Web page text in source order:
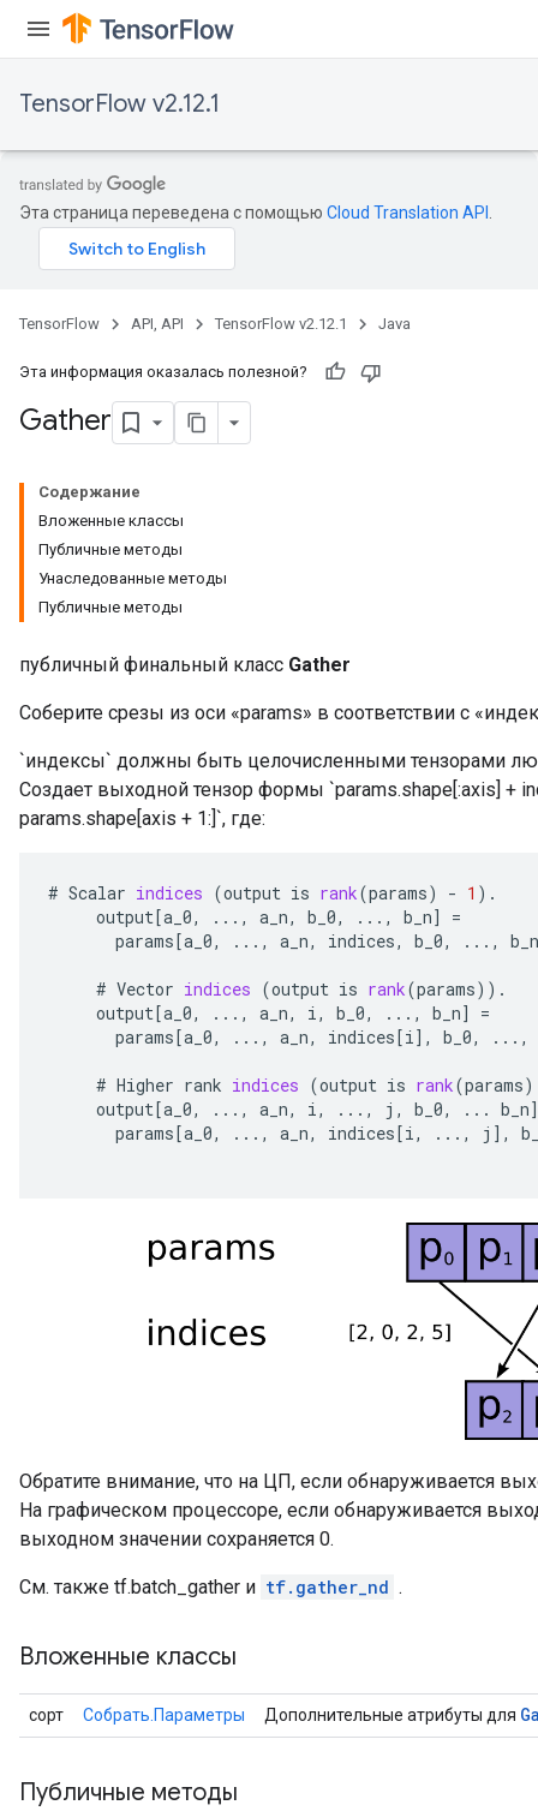
TensorFlow v2.12.1
Эта страница переведена с помощью Cloud Translation API
TensorFlow API, API TensorFlow v2.12.1 Java
Эта информация оказалась полезной?
Gather
Содержание
Вложенные классы
Публичные методы
Унаследованные методы
Публичные методы
публичный финальный класс Gather
Соберите срезы из оси «params» в соответствии с
`индексы` должны быть целочисленными тензорами
Создает выходной тензор формы `params.shape[:axis] +
params.shape[axis + 1:]`, где:
# Scalar indices (output is rank(params) - 1 ).
output[a_0, ..., a_n, b_0, ..., b_n]
=
params[a_0, ..., a_n, indices, b_0, ..., b_n
# Vector indices (output is rank(params)).
output[a_0, ..., a_n, i, b_0, ..., b_n]
=
params[a_0, ..., a_n, indices[i] , b_0, ...,
# Higher rank indices (output is rank(params)
output[a_0, ..., a_n, i, ..., j , b_0, ... b_n]
params[a_0, ..., a_n, indices[i, ..., j ] ,
Обратите внимание, что на ЦП, если обнаруживается
На графическом процессоре, если обнаруживается
выходном значении сохраняется 0.
См. также tf.batch_gather и tf.gather_nd .
Вложенные классы
сорт Собрать.Параметры Дополнительные атрибуты для
Публичные методы